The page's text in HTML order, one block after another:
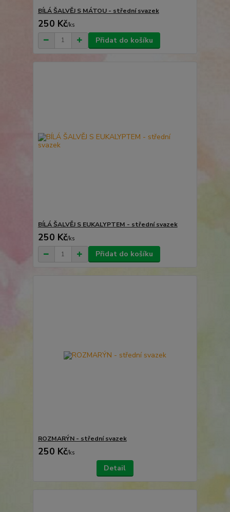
BÍLÁ ŠALVĚJ S MÁTOU - střední svazek
250 Kč/ks
Přidat do košíku
BÍLÁ ŠALVĚJ S EUKALYPTEM - střední svazek
250 Kč/ks
Přidat do košíku
ROZMARÝN - střední svazek
250 Kč/ks
Detail